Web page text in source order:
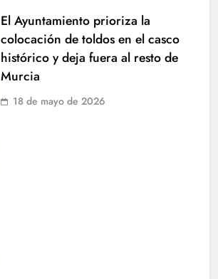
El Ayuntamiento prioriza la
colocación de toldos en el casco
histórico y deja fuera al resto de
Murcia
18 de mayo de 2026